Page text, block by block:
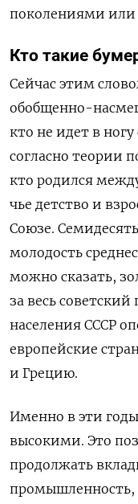
поколениями или
Кто такие
Сейчас этим
обобщенно-
кто не идет в
согласно теории
кто родился
чье детство и
Союзе.
молодость
можно сказать,
за весь
населения СССР
европейские
и Грецию.
Именно в эти
высокими. Это
продолжать
промышленность,